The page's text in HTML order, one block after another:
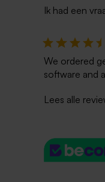
Ik had een
We ordered
software and
Lees alle